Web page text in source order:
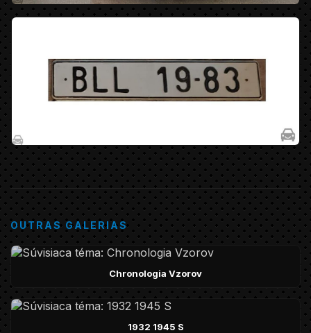
OUTRAS GALERIAS
Chronologia Vzorov
1932 1945 S